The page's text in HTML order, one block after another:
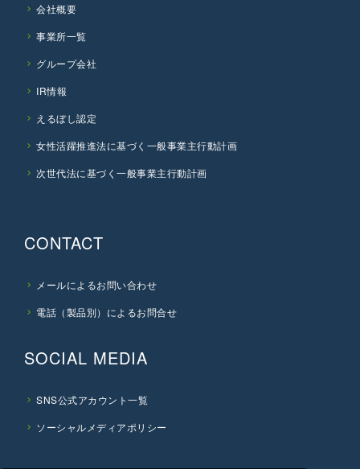
会社概要
事業所一覧
グループ会社
IR情報
えるぼし認定
女性活躍推進法に基づく一般事業主行動計画
次世代法に基づく一般事業主行動計画
CONTACT
メールによるお問い合わせ
電話（製品別）によるお問合せ
SOCIAL MEDIA
SNS公式アカウント一覧
ソーシャルメディアポリシー